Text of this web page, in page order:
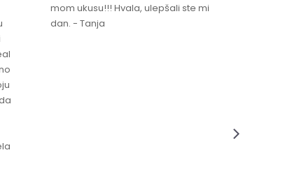
mom ukusu!!! Hvala, ulepšali ste mi
dan. - Tanja